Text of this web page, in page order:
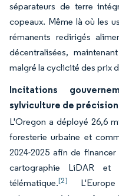
séparateurs de terre
copeaux. Même là où les
rémanents redirigés
décentralisées,
malgré la cyclicité des prix
Incitations
sylviculture de
L'Oregon a déployé 26,6
foresterie urbaine et
2024-2025 afin de
cartographie LiDAR
télématique.[2]